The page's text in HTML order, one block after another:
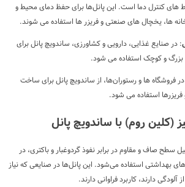
کنترل دما است. این پانل‌ها برای حفظ دمای محیط و
ها، یخچال های صنعتی و فریزر ها استفاده می شوند.
: در صنایع غذایی، دارویی و کشاورزی، ساندویچ پانل برای
و کوچک استفاده می شود.
فروشگاه ها و رستوران‌ها، از ساندویچ پانل برای ساخت
استفاده می شود.
(کلین روم) با ساندویچ پانل
سطح صاف و مقاوم در برابر نفوذ گردوغبار و باکتری، در
بهداشتی استفاده می‌شود. این پانل‌ها در صنایعی که نیاز
دارند، کاربرد فراوانی دارند.